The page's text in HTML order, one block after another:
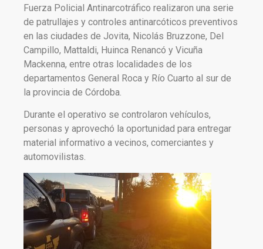
Fuerza Policial Antinarcotráfico realizaron una serie
de patrullajes y controles antinarcóticos preventivos
en las ciudades de Jovita, Nicolás Bruzzone, Del
Campillo, Mattaldi, Huinca Renancó y Vicuña
Mackenna, entre otras localidades de los
departamentos General Roca y Río Cuarto al sur de
la provincia de Córdoba.
Durante el operativo se controlaron vehículos,
personas y aprovechó la oportunidad para entregar
material informativo a vecinos, comerciantes y
automovilistas.